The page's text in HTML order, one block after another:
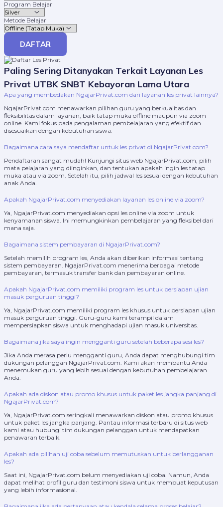
Program Belajar
Metode Belajar
DAFTAR
Paling Sering Ditanyakan Terkait Layanan Les
Privat UTBK SNBT Kebayoran Lama Utara
Apa yang membedakan NgajarPrivat.com dari layanan les privat lainnya?
NgajarPrivat.com menawarkan pilihan guru yang berkualitas dan
fleksibilitas dalam layanan, baik tatap muka offline maupun via zoom
online. Kami fokus pada pengalaman pembelajaran yang efektif dan
disesuaikan dengan kebutuhan siswa.
Bagaimana cara saya mendaftar untuk les privat di NgajarPrivat.com?
Pendaftaran sangat mudah! Kunjungi situs web NgajarPrivat.com, pilih
mata pelajaran yang diinginkan, dan tentukan apakah ingin les tatap
muka atau via zoom. Setelah itu, pilih jadwal les sesuai dengan kebutuhan
anak Anda.
Apakah NgajarPrivat.com menyediakan layanan les online via zoom?
Ya, NgajarPrivat.com menyediakan opsi les online via zoom untuk
kenyamanan siswa. Ini memungkinkan pembelajaran yang fleksibel dari
mana saja.
Bagaimana sistem pembayaran di NgajarPrivat.com?
Setelah memilih program les, Anda akan diberikan informasi tentang
sistem pembayaran. NgajarPrivat.com menerima berbagai metode
pembayaran, termasuk transfer bank dan pembayaran online.
Apakah NgajarPrivat.com memiliki program les untuk persiapan ujian
masuk perguruan tinggi?
Ya, NgajarPrivat.com memiliki program les khusus untuk persiapan ujian
masuk perguruan tinggi. Guru-guru kami terampil dalam
mempersiapkan siswa untuk menghadapi ujian masuk universitas.
Bagaimana jika saya ingin mengganti guru setelah beberapa sesi les?
Jika Anda merasa perlu mengganti guru, Anda dapat menghubungi tim
dukungan pelanggan NgajarPrivat.com. Kami akan membantu Anda
menemukan guru yang lebih sesuai dengan kebutuhan pembelajaran
Anda.
Apakah ada diskon atau promo khusus untuk paket les jangka panjang di
NgajarPrivat.com?
Ya, NgajarPrivat.com seringkali menawarkan diskon atau promo khusus
untuk paket les jangka panjang. Pantau informasi terbaru di situs web
kami atau hubungi tim dukungan pelanggan untuk mendapatkan
penawaran terbaik.
Apakah ada pilihan uji coba sebelum memutuskan untuk berlangganan
les?
Saat ini, NgajarPrivat.com belum menyediakan uji coba. Namun, Anda
dapat melihat profil guru dan testimoni siswa untuk membuat keputusan
yang lebih informasional.